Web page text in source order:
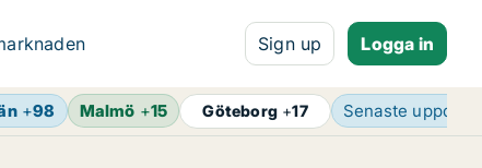
Sign up Logga in
+98 Malmö +15 Göteborg +17 Senaste